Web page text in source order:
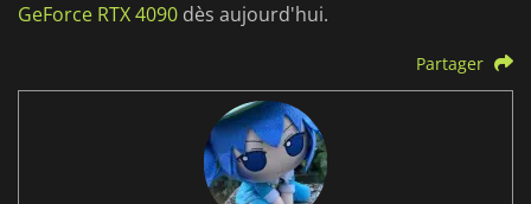
GeForce RTX 4090 dès aujourd'hui.
Partager